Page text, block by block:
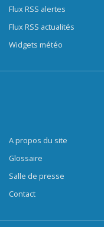
Flux RSS alertes
Flux RSS actualités
Widgets météo
A propos du site
Glossaire
Salle de presse
Contact